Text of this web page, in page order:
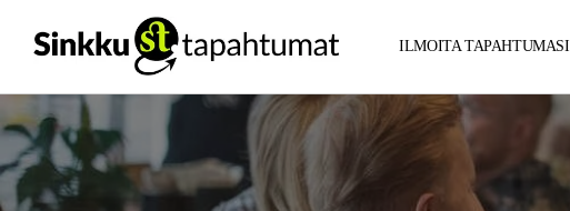
ILMOITA TAPAHTUMASI